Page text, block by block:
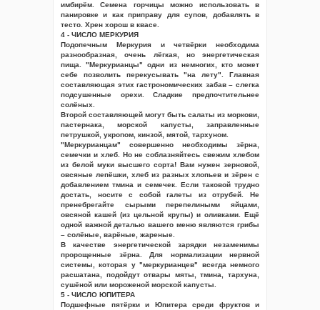
имбирём. Семена горчицы можно использовать в
панировке и как приправу для супов, добавлять в
тесто. Хрен хорош в квасе.
4 - ЧИСЛО МЕРКУРИЯ
Подопечным Меркурия и четвёрки необходима
разнообразная, очень лёгкая, но энергетическая
пища. "Меркурианцы" одни из немногих, кто может
себе позволить перекусывать "на лету". Главная
составляющая этих гастрономических забав – слегка
подсушенные орехи. Сладкие предпочтительнее
солёных.
Второй составляющей могут быть салаты из моркови,
пастернака, морской капусты, заправленные
петрушкой, укропом, кинзой, мятой, тархуном.
"Меркурианцам" совершенно необходимы зёрна,
семечки и хлеб. Но не соблазняйтесь свежим хлебом
из белой муки высшего сорта! Вам нужен зерновой,
овсяные лепёшки, хлеб из разных хлопьев и зёрен с
добавлением тмина и семечек. Если таковой трудно
достать, носите с собой галеты из отрубей. Не
пренебрегайте сырыми перепелиными яйцами,
овсяной кашей (из цельной крупы) и оливками. Ещё
одной важной деталью вашего меню являются грибы
– солёные, варёные, жареные.
В качестве энергетической зарядки незаменимы
пророщенные зёрна. Для нормализации нервной
системы, которая у "меркурианцев" всегда немного
расшатана, подойдут отвары мяты, тмина, тархуна,
сушёной или мороженой морской капусты.
5 - ЧИСЛО ЮПИТЕРА
Подшефные пятёрки и Юпитера среди фруктов и